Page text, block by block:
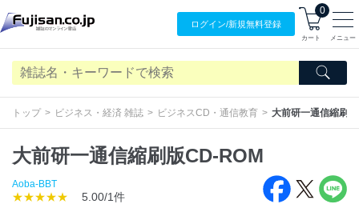
ログイン/新規無料登録
0
カート メニュー
トップ ビジネス・経済 雑誌 ビジネスCD・通信教育 大前研一通信縮刷
大前研一通信縮刷版CD-ROM
Aoba-BBT
★★★★★ 5.00/1件